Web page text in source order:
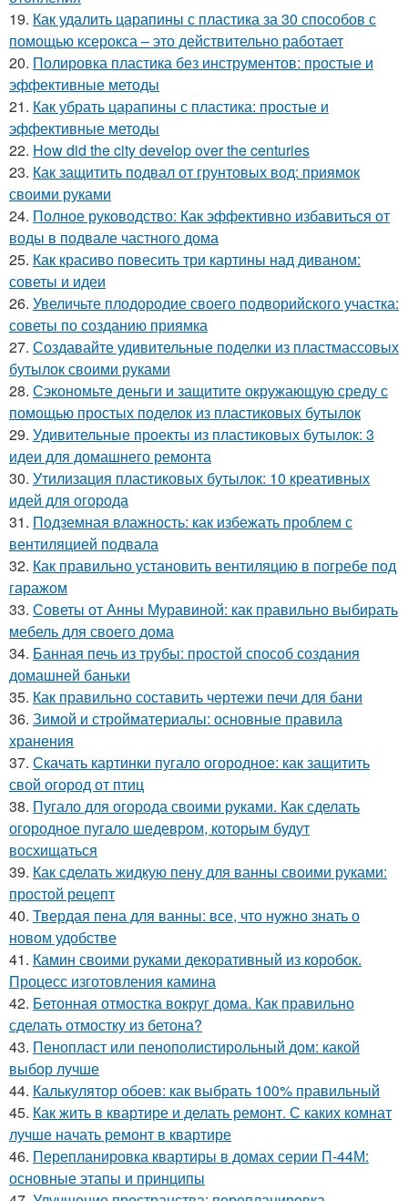
19. Как удалить царапины с пластика за 30 способов с
помощью ксерокса – это действительно работает
20. Полировка пластика без инструментов: простые и
эффективные методы
21. Как убрать царапины с пластика: простые и
эффективные методы
22. How did the city develop over the centuries
23. Как защитить подвал от грунтовых вод: приямок
своими руками
24. Полное руководство: Как эффективно избавиться от
воды в подвале частного дома
25. Как красиво повесить три картины над диваном:
советы и идеи
26. Увеличьте плодородие своего подворийского участка:
советы по созданию приямка
27. Создавайте удивительные поделки из пластмассовых
бутылок своими руками
28. Сэкономьте деньги и защитите окружающую среду с
помощью простых поделок из пластиковых бутылок
29. Удивительные проекты из пластиковых бутылок: 3
идеи для домашнего ремонта
30. Утилизация пластиковых бутылок: 10 креативных
идей для огорода
31. Подземная влажность: как избежать проблем с
вентиляцией подвала
32. Как правильно установить вентиляцию в погребе под
гаражом
33. Советы от Анны Муравиной: как правильно выбирать
мебель для своего дома
34. Банная печь из трубы: простой способ создания
домашней баньки
35. Как правильно составить чертежи печи для бани
36. Зимой и стройматериалы: основные правила
хранения
37. Скачать картинки пугало огородное: как защитить
свой огород от птиц
38. Пугало для огорода своими руками. Как сделать
огородное пугало шедевром, которым будут
восхищаться
39. Как сделать жидкую пену для ванны своими руками:
простой рецепт
40. Твердая пена для ванны: все, что нужно знать о
новом удобстве
41. Камин своими руками декоративный из коробок.
Процесс изготовления камина
42. Бетонная отмостка вокруг дома. Как правильно
сделать отмостку из бетона?
43. Пенопласт или пенополистирольный дом: какой
выбор лучше
44. Калькулятор обоев: как выбрать 100% правильный
45. Как жить в квартире и делать ремонт. С каких комнат
лучше начать ремонт в квартире
46. Перепланировка квартиры в домах серии П-44М:
основные этапы и принципы